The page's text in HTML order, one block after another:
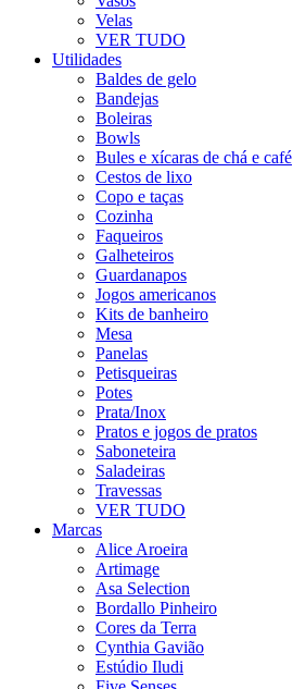
Velas
VER TUDO
Utilidades
Baldes de gelo
Bandejas
Boleiras
Bowls
Bules e xícaras de chá e café
Cestos de lixo
Copo e taças
Cozinha
Faqueiros
Galheteiros
Guardanapos
Jogos americanos
Kits de banheiro
Mesa
Panelas
Petisqueiras
Potes
Prata/Inox
Pratos e jogos de pratos
Saboneteira
Saladeiras
Travessas
VER TUDO
Marcas
Alice Aroeira
Artimage
Asa Selection
Bordallo Pinheiro
Cores da Terra
Cynthia Gavião
Estúdio Iludi